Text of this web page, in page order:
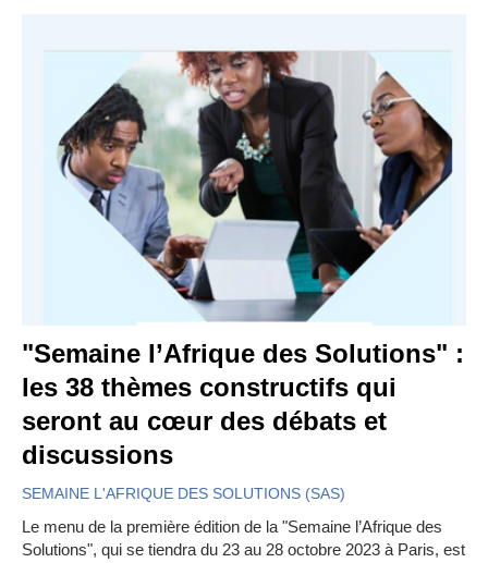
"Semaine l’Afrique des Solutions" :
les 38 thèmes constructifs qui
seront au cœur des débats et
discussions
SEMAINE L'AFRIQUE DES SOLUTIONS (SAS)
Le menu de la première édition de la "Semaine l’Afrique des
Solutions", qui se tiendra du 23 au 28 octobre 2023 à Paris, est